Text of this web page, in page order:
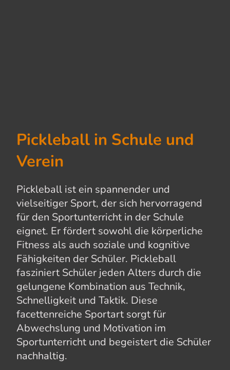
Pickleball in Schule und
Verein
Pickleball ist ein spannender und
vielseitiger Sport, der sich hervorragend
für den Sportunterricht in der Schule
eignet. Er fördert sowohl die körperliche
Fitness als auch soziale und kognitive
Fähigkeiten der Schüler. Pickleball
fasziniert Schüler jeden Alters durch die
gelungene Kombination aus Technik,
Schnelligkeit und Taktik. Diese
facettenreiche Sportart sorgt für
Abwechslung und Motivation im
Sportunterricht und begeistert die Schüler
nachhaltig.